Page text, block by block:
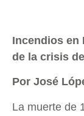
Incendios en
de la crisis
Por José
La muerte de